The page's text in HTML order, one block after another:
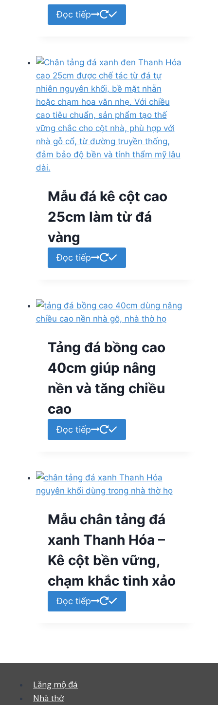
Đọc tiếp
Mẫu đá kê cột cao
25cm làm từ đá
vàng
Đọc tiếp
Tảng đá bồng cao
40cm giúp nâng
nền và tăng chiều
cao
Đọc tiếp
Mẫu chân tảng đá
xanh Thanh Hóa –
Kê cột bền vững,
chạm khắc tinh xảo
Đọc tiếp
Lăng mộ đá
Nhà thờ